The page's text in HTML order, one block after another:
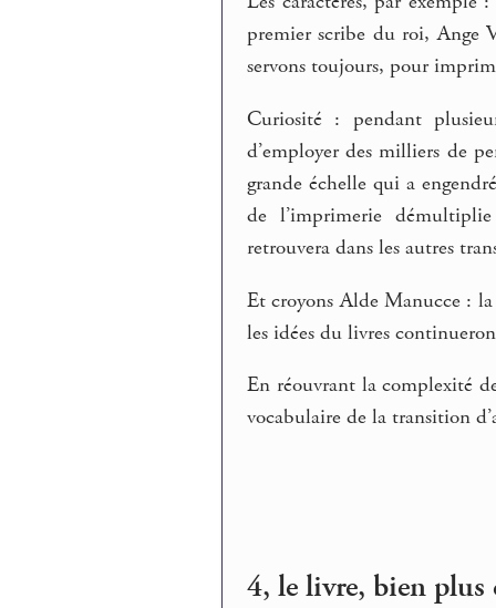
premier scribe du roi, Ange
servons toujours, pour
Curiosité : pendant
d’employer des milliers de
grande échelle qui a
de l’imprimerie
retrouvera dans les autres
Et croyons Alde Manucce :
les idées du livres
En réouvrant la complexité
vocabulaire de la transition
4, le livre, bien plus